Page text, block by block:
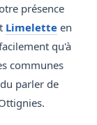
présence
Limelette en
qu'à
communes
parler de